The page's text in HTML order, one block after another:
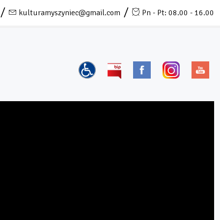
kulturamyszyniec@gmail.com Pn - Pt: 08.00 - 16.00